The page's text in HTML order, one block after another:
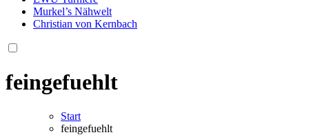
Murkel’s Nähwelt
Christian von Kernbach
feingefuehlt
Start
feingefuehlt